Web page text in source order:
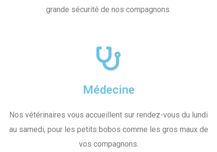
grande sécurité de nos compagnons.
Médecine
Nos vétérinaires vous accueillent sur rendez-vous du lundi
au samedi, pour les petits bobos comme les gros maux de
vos compagnons.